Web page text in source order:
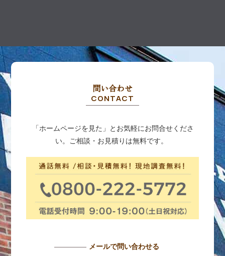
問い合わせ
CONTACT
「ホームページを見た」とお気軽にお問合せくださ
い。ご相談・お見積りは無料です。
メールで問い合わせる